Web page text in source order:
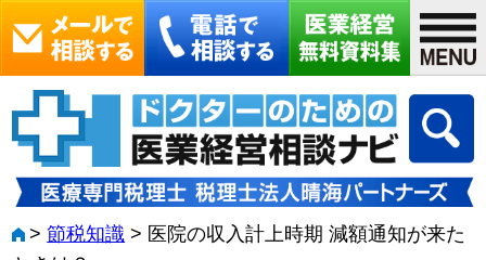
>節税知識 > 医院の収入計上時期 減額通知が来た